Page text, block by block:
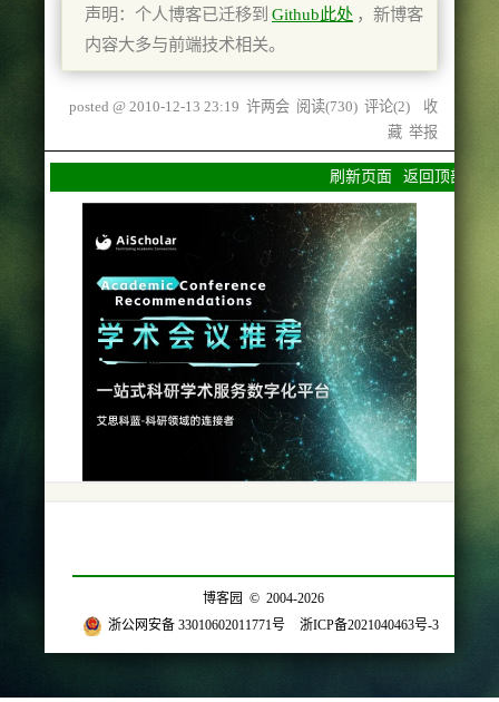
声明：个人博客已迁移到 Github此处 ，新博客
内容大多与前端技术相关。
posted @ 2010-12-13 23:19 许两会 阅读(730) 评论(2) 收
藏 举报
刷新页面 返回顶部
博客园 © 2004-2026
浙公网安备 33010602011771号
浙ICP备2021040463号-3